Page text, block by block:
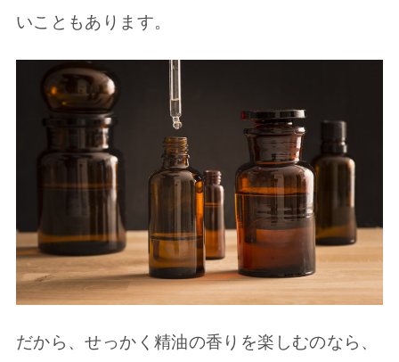
いこともあります。
だから、せっかく精油の香りを楽しむのなら、